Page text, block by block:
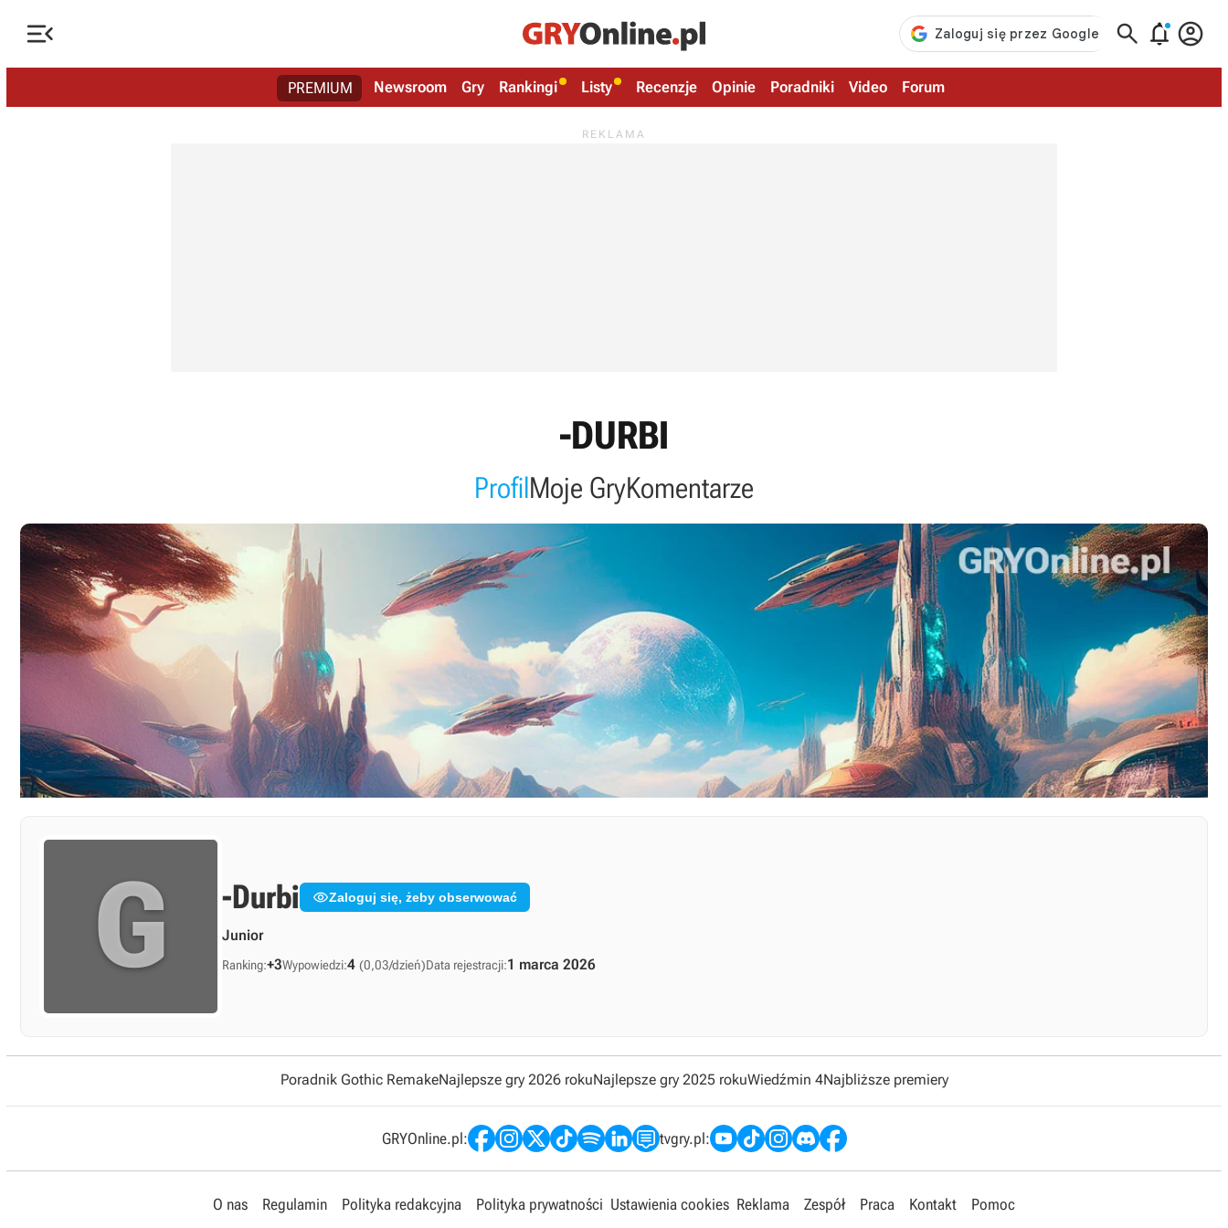
   
PREMIUM Newsroom Gry Rankingi Listy Recenzje Opinie Poradniki Video Forum
-DURBI
ProfilMoje GryKomentarze
G -Durbi Zaloguj się, żeby obserwować
Junior
Ranking:+3Wypowiedzi:4 (0,03/dzień)Data rejestracji:1 marca 2026
Poradnik Gothic RemakeNajlepsze gry 2026 rokuNajlepsze gry 2025 rokuWiedźmin 4Najbliższe premiery
GRYOnline.pl: tvgry.pl:
O nas Regulamin Polityka redakcyjna Polityka prywatności Ustawienia cookies Reklama Zespół Praca Kontakt Pomoc